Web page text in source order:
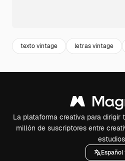
texto vintage letras vintage
La plataforma creativa para dirigir
millón de suscriptores entre
Español